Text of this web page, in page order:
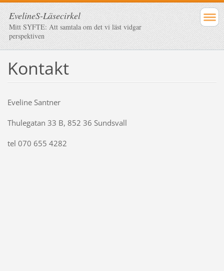
EvelineS-Läsecirkel
Mitt SYFTE: Att samtala om det vi läst vidgar
perspektiven
Kontakt
Eveline Santner
Thulegatan 33 B, 852 36 Sundsvall
tel 070 655 4282